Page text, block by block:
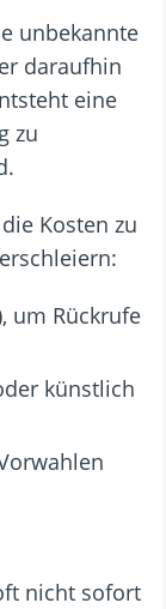
unbekannte
daraufhin
eine
zu
Kosten zu
um Rückrufe
künstlich
nicht sofort